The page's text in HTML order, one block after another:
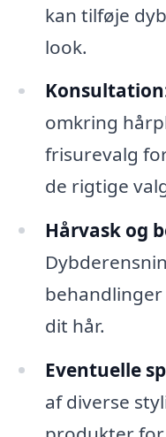
kan tilføje
look.
omkring
frisurevalg
de rigtige
Hårvask og
dit hår.
Eventuelle
af diverse